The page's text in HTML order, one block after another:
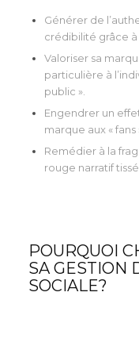
Générer de
crédibilité grâce à
Valoriser sa
particulière à
public ».
Engendrer un
marque aux « fans
Remédier à la
rouge narratif
POURQUOI
SA GESTION
SOCIALE?